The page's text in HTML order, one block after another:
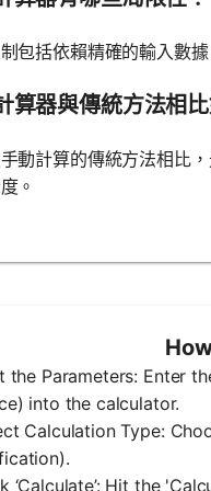
包括依賴精確的輸入數
算器與傳統方法相
動計算的傳統方法相比
。
the Parameters: Enter
into the calculator.
Calculation Type:
‘Calculate’: Hit the